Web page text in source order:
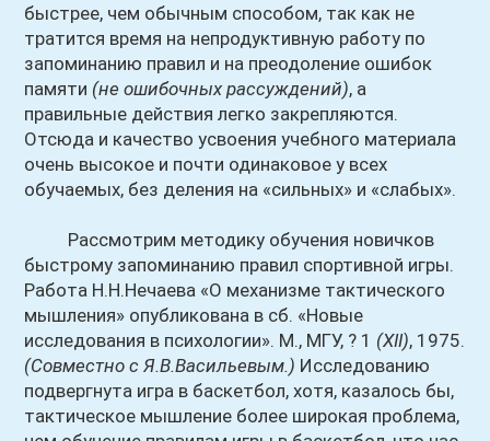
быстрее, чем обычным способом, так как не
тратится время на непродуктивную работу по
запоминанию правил и на преодоление ошибок
памяти (не ошибочных рассуждений), а
правильные действия легко закрепляются.
Отсюда и качество усвоения учебного материала
очень высокое и почти одинаковое у всех
обучаемых, без деления на «сильных» и «слабых».
Рассмотрим методику обучения новичков
быстрому запоминанию правил спортивной игры.
Работа Н.Н.Нечаева «О механизме тактического
мышления» опубликована в сб. «Новые
исследования в психологии». М., МГУ, ? 1 (XII), 1975.
(Совместно с Я.В.Васильевым.) Исследованию
подвергнута игра в баскетбол, хотя, казалось бы,
тактическое мышление более широкая проблема,